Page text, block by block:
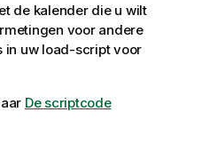
de kalender die u wilt
voor andere
in uw load-script voor
De scriptcode